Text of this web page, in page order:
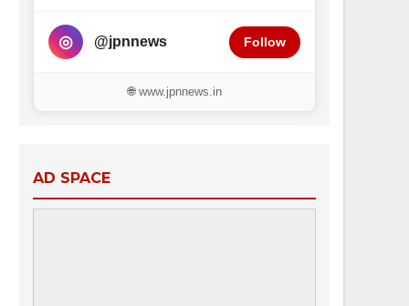
◎ @jpnnews Follow
🌐 www.jpnnews.in
AD SPACE